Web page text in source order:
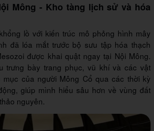
Mông - Kho tàng lịch sử và hóa
lồ với kiến trúc mô phỏng hình mây
đã lóa mắt trước bộ sưu tập hóa thạch
được khai quật ngay tại Nội Mông.
trưng bày trang phục, vũ khí và các vật
của người Mông Cổ qua các thời kỳ
giúp mình hiểu sâu hơn về vùng đất
nguyên.